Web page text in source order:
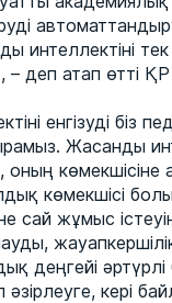
интеллектіні
деп атап өтті
енгізуді біз
Жасанды
оның
көмекшісі
сай жұмыс
деңгейі әртүрлі
кері